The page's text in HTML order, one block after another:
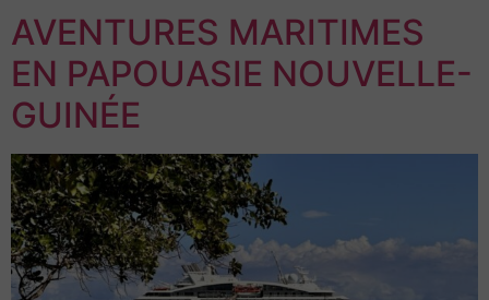
AVENTURES MARITIMES
EN PAPOUASIE NOUVELLE-
GUINÉE